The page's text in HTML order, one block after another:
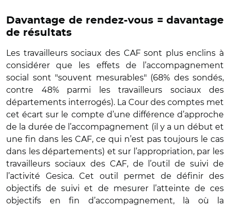
Davantage de rendez-vous = davantage
de résultats
Les travailleurs sociaux des CAF sont plus enclins à
considérer que les effets de l’accompagnement
social sont "souvent mesurables" (68% des sondés,
contre 48% parmi les travailleurs sociaux des
départements interrogés). La Cour des comptes met
cet écart sur le compte d’une différence d’approche
de la durée de l’accompagnement (il y a un début et
une fin dans les CAF, ce qui n’est pas toujours le cas
dans les départements) et sur l’appropriation, par les
travailleurs sociaux des CAF, de l’outil de suivi de
l’activité Gesica. Cet outil permet de définir des
objectifs de suivi et de mesurer l’atteinte de ces
objectifs en fin d’accompagnement, là où la